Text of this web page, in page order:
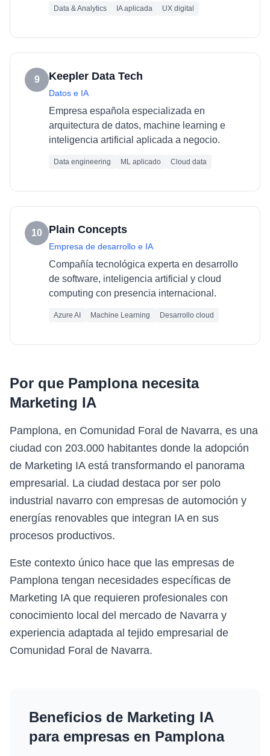
Data & Analytics IA aplicada UX digital
9 Keepler Data Tech
Datos e IA
Empresa española especializada en
arquitectura de datos, machine learning e
inteligencia artificial aplicada a negocio.
Data engineering ML aplicado Cloud data
10 Plain Concepts
Empresa de desarrollo e IA
Compañía tecnológica experta en desarrollo
de software, inteligencia artificial y cloud
computing con presencia internacional.
Azure AI Machine Learning Desarrollo cloud
Por que Pamplonanecesita
Marketing IA
Pamplona, en Comunidad Foral de Navarra, es una
ciudad con 203.000 habitantes donde la adopción
de Marketing IA está transformando el panorama
empresarial. La ciudad destaca por ser polo
industrial navarro con empresas de automoción y
energías renovables que integran IA en sus
procesos productivos.
Este contexto único hace que las empresas de
Pamplona tengan necesidades específicas de
Marketing IA que requieren profesionales con
conocimiento local del mercado de Navarra y
experiencia adaptada al tejido empresarial de
Comunidad Foral de Navarra.
Beneficios de Marketing IA
para empresas en Pamplona